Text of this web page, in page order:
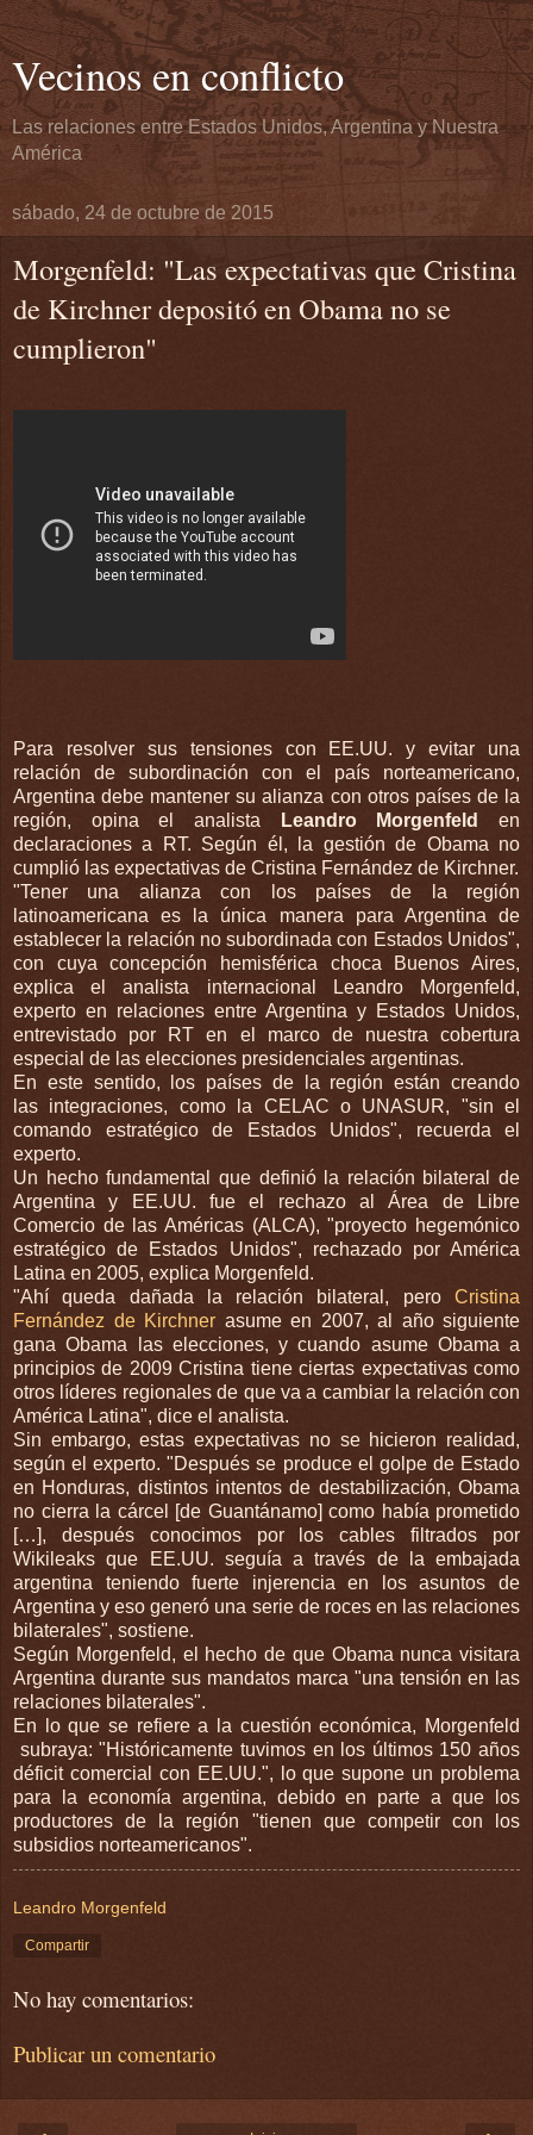
Vecinos en conflicto
Las relaciones entre Estados Unidos, Argentina y Nuestra
América
sábado, 24 de octubre de 2015
Morgenfeld: "Las expectativas que Cristina
de Kirchner depositó en Obama no se
cumplieron"
Para resolver sus tensiones con EE.UU. y evitar una
relación de subordinación con el país norteamericano,
Argentina debe mantener su alianza con otros países de la
región, opina el analista
Leandro Morgenfeld
en
declaraciones a RT. Según él, la gestión de Obama no
cumplió las expectativas de Cristina Fernández de Kirchner.
"Tener una alianza con los países de la región
latinoamericana es la única manera para Argentina de
establecer la relación no subordinada con Estados Unidos",
con cuya concepción hemisférica choca Buenos Aires,
explica el analista internacional Leandro Morgenfeld,
experto en relaciones entre Argentina y Estados Unidos,
entrevistado por RT en el marco de nuestra cobertura
especial de las elecciones presidenciales argentinas.
En este sentido, los países de la región están creando
las integraciones, como la CELAC o UNASUR, "sin el
comando estratégico de Estados Unidos", recuerda el
experto.
Un hecho fundamental que definió la relación bilateral de
Argentina y EE.UU. fue el rechazo al Área de Libre
Comercio de las Américas (ALCA), "proyecto hegemónico
estratégico de Estados Unidos", rechazado por América
Latina en 2005, explica Morgenfeld.
"Ahí queda dañada la relación bilateral, pero Cristina
Fernández de Kirchner asume en 2007, al año siguiente
gana Obama las elecciones, y cuando asume Obama a
principios de 2009 Cristina tiene ciertas expectativas como
otros líderes regionales de que va a cambiar la relación con
América Latina", dice el analista.
Sin embargo, estas expectativas no se hicieron realidad,
según el experto. "Después se produce el golpe de Estado
en Honduras, distintos intentos de destabilización, Obama
no cierra la cárcel [de Guantánamo] como había prometido
[…], después conocimos por los cables filtrados por
Wikileaks que EE.UU. seguía a través de la embajada
argentina teniendo fuerte injerencia en los asuntos de
Argentina y eso generó una serie de roces en las relaciones
bilaterales", sostiene.
Según Morgenfeld, el hecho de que Obama nunca visitara
Argentina durante sus mandatos marca "una tensión en las
relaciones bilaterales".
En lo que se refiere a la cuestión económica, Morgenfeld
subraya: "Históricamente tuvimos en los últimos 150 años
déficit comercial con EE.UU.", lo que supone un problema
para la economía argentina, debido en parte a que los
productores de la región "tienen que competir con los
subsidios norteamericanos".
Leandro Morgenfeld
Compartir
No hay comentarios:
Publicar un comentario